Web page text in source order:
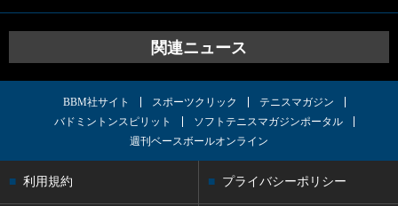
関連ニュース
BBM社サイト スポーツクリック
テニスマガジン
バドミントンスピリット
ソフトテニスマガジンポータル
週刊ベースボールオンライン
利用規約 プライバシーポリシー